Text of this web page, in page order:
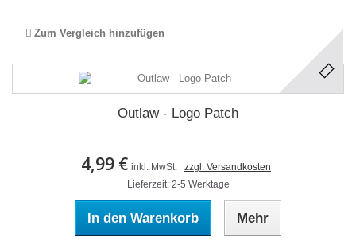
Zum Vergleich hinzufügen
Outlaw - Logo Patch
4,99 € inkl. MwSt.
zzgl. Versandkosten
Lieferzeit: 2-5 Werktage
In den Warenkorb Mehr